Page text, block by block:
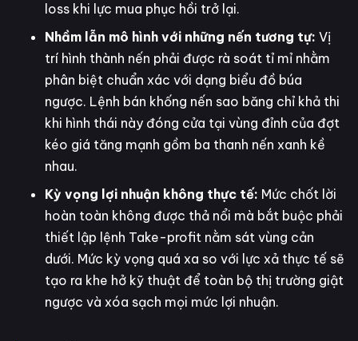
loss khi lực mua phục hồi trở lại.
Nhầm lẫn mô hình với những nến tương tự: Vị
trí hình thành nến phải được rà soát tỉ mỉ nhằm
phân biệt chuẩn xác với dạng biểu đồ búa
ngược. Lệnh bán khống nến sao băng chỉ khả thi
khi hình thái này đóng cửa tại vùng đỉnh của đợt
kéo giá tăng mạnh gồm ba thanh nến xanh kề
nhau.
Kỳ vọng lợi nhuận không thực tế: Mức chốt lời
hoàn toàn không được thả nổi mà bắt buộc phải
thiết lập lệnh Take-profit nằm sát vùng cản
dưới. Mức kỳ vọng quá xa so với lực xả thực tế sẽ
tạo ra khe hở kỹ thuật để toàn bộ thị trường giật
ngược và xóa sạch mọi mức lợi nhuận.